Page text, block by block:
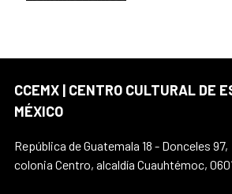
CCEMX | CENTRO CULTURAL DE
MÉXICO
República de Guatemala 18 - Donceles 97,
colonia Centro, alcaldía Cuauhtémoc,